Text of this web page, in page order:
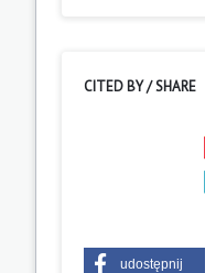
CITED BY / SHARE
udostępnij